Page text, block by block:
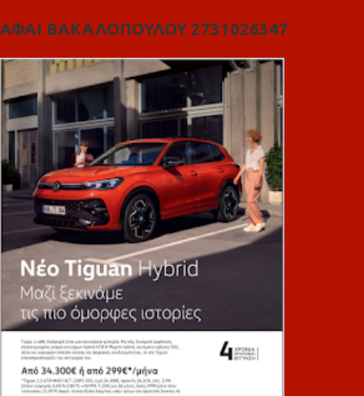
ΑΦΑΙ ΒΑΚΑΛΟΠΟΥΛΟΥ 2731026347